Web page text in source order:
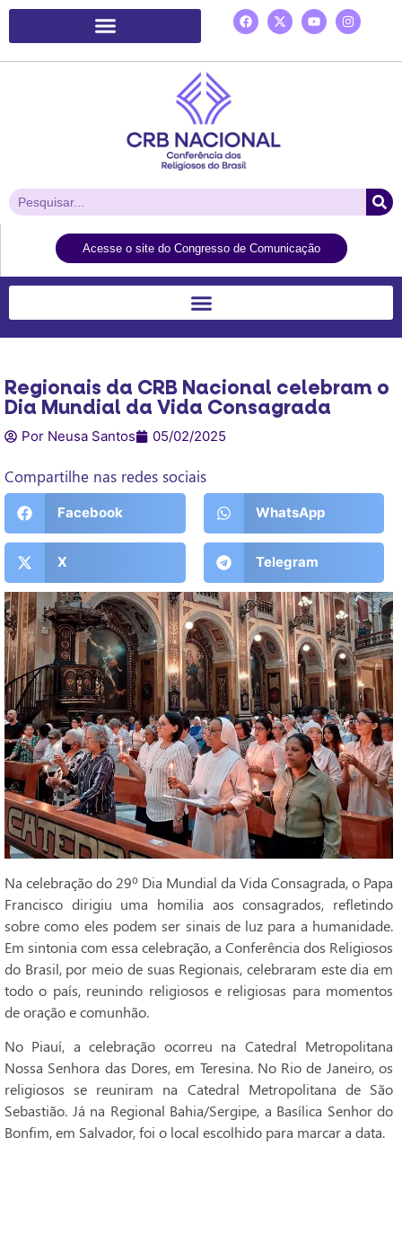
Acesse o site do Congresso de Comunicação
Regionais da CRB Nacional celebram o
Dia Mundial da Vida Consagrada
Por Neusa Santos 05/02/2025
Compartilhe nas redes sociais
Facebook WhatsApp
X Telegram
Na celebração do 29º Dia Mundial da Vida Consagrada, o Papa
Francisco dirigiu uma homilia aos consagrados, refletindo
sobre como eles podem ser sinais de luz para a humanidade.
Em sintonia com essa celebração, a Conferência dos Religiosos
do Brasil, por meio de suas Regionais, celebraram este dia em
todo o país, reunindo religiosos e religiosas para momentos
de oração e comunhão.
No Piauí, a celebração ocorreu na Catedral Metropolitana
Nossa Senhora das Dores, em Teresina. No Rio de Janeiro, os
religiosos se reuniram na Catedral Metropolitana de São
Sebastião. Já na Regional Bahia/Sergipe, a Basílica Senhor do
Bonfim, em Salvador, foi o local escolhido para marcar a data.